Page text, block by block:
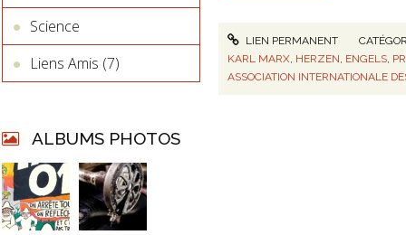
Science
Liens Amis (7)
ALBUMS PHOTOS
LIEN PERMANENT
KARL MARX, HERZEN ENGELS,
ASSOCIATION INTERNATIONALE